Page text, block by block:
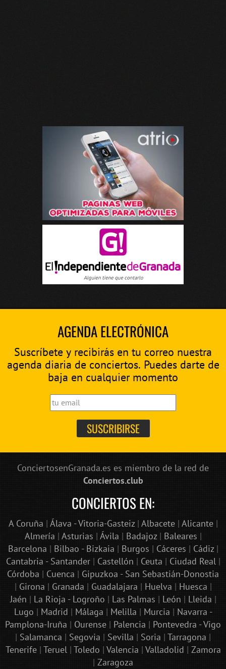
AGENDA ELECTRÓNICA
Suscríbete y recibirás en tu correo nuestra
agenda diaria de conciertos. Puedes darte de
baja en cualquier momento
ConciertosenGranada.es es miembro de la red de
Conciertos.club
CONCIERTOS EN:
A Coruña | Álava - Vitoria-Gasteiz| Albacete| Alicante|
Almería | Asturias | Ávila | Badajoz| Baleares |
Barcelona | Bilbao - Bizkaia | Burgos | Cáceres | Cádiz|
Cantabria - Santander| Castellón | Ceuta | Ciudad Real|
Córdoba | Cuenca | Gipuzkoa - San Sebastián-Donostia
| Girona | Granada | Guadalajara | Huelva | Huesca |
Jaén | La Rioja - Logroño | Las Palmas | León | Lleida |
Lugo | Madrid | Málaga | Melilla | Murcia | Navarra -
Pamplona-Iruña | Ourense | Palencia | Pontevedra - Vigo
| Salamanca | Segovia | Sevilla | Soria | Tarragona |
Tenerife| Teruel| Toledo | Valencia | Valladolid | Zamora
| Zaragoza